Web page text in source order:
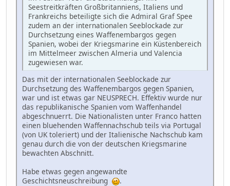
Seestreitkräften Großbritanniens, Italiens und
Frankreichs beteiligte sich die Admiral Graf Spee
zudem an der internationalen Seeblockade zur
Durchsetzung eines Waffenembargos gegen
Spanien, wobei der Kriegsmarine ein Küstenbereich
im Mittelmeer zwischen Almeria und Valencia
zugewiesen war.
Das mit der internationalen Seeblockade zur
Durchsetzung des Waffenembargos gegen Spanien,
war und ist etwas gar NEUSPRECH. Effektiv wurde nur
das republikanische Spanien vom Waffenhandel
abgeschnuerrt. Die Nationalisten unter Franco hatten
einen bluehenden Waffennachschub teils via Portugal
(von UK toleriert) und der Italienische Nachschub kam
genau durch die von der deutschen Kriegsmarine
bewachten Abschnitt.
Habe etwas gegen angewandte
Geschichtsneuschreibung
.